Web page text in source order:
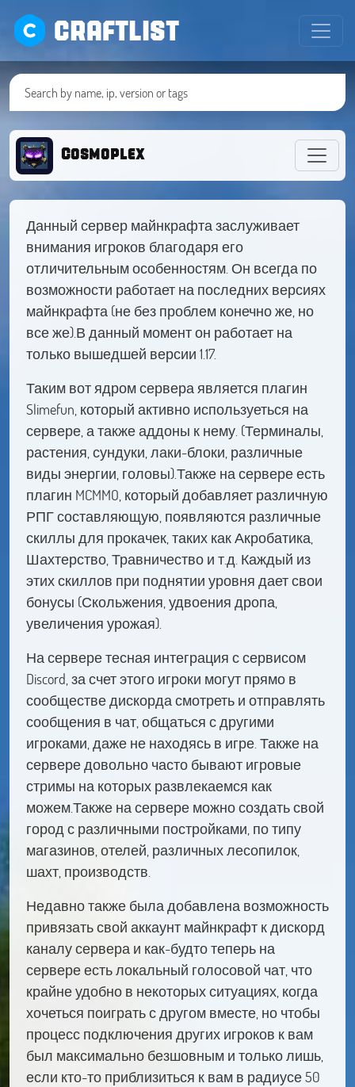
CRAFTLIST
Cosmoplex
Данный сервер майнкрафта заслуживает
внимания игроков благодаря его
отличительным особенностям. Он всегда по
возможности работает на последних версиях
майнкрафта (не без проблем конечно же, но
все же).В данный момент он работает на
только вышедшей версии 1.17.
Таким вот ядром сервера является плагин
Slimefun, который активно используеться на
сервере, а также аддоны к нему. (Терминалы,
растения, сундуки, лаки-блоки, различные
виды энергии, головы).Также на сервере есть
плагин MCMMO, который добавляет различную
РПГ составляющую, появляются различные
скиллы для прокачек, таких как Акробатика,
Шахтерство, Травничество и т.д. Каждый из
этих скиллов при поднятии уровня дает свои
бонусы (Скольжения, удвоения дропа,
увеличения урожая).
На сервере тесная интеграция с сервисом
Discord, за счет этого игроки могут прямо в
сообществе дискорда смотреть и отправлять
сообщения в чат, общаться с другими
игроками, даже не находясь в игре. Также на
сервере довольно часто бывают игровые
стримы на которых развлекаемся как
можем.Также на сервере можно создать свой
город с различными постройками, по типу
магазинов, отелей, различных лесопилок,
шахт, производств.
Недавно также была добавлена возможность
привязать свой аккаунт майнкрафт к дискорд
каналу сервера и как-будто теперь на
сервере есть локальный голосовой чат, что
крайне удобно в некоторых ситуациях, когда
хочеться поиграть с другом вместе, но чтобы
процесс подключения других игроков к вам
был максимально безшовным и только лишь,
если кто-то приблизиться к вам в радиусе 50